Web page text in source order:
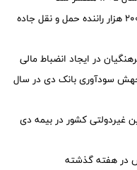
آغاز اجرای بیمه تکمیلی جامع بیش از ۲۰۰ هزار راننده حمل و نقل جاده
در ایجاد انضباط مالی
جهش سودآوری بانک دی در سال
غیردولتی کشور در بیمه دی
در هفته گذشته